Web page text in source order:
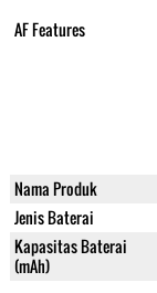
AF Features
Nama Produk
Jenis Baterai
Kapasitas Baterai
(mAh)